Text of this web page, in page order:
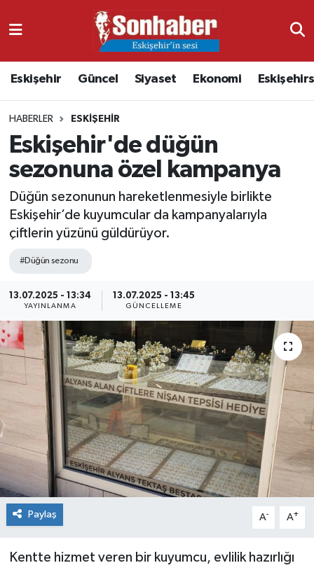
Eskişehir Güncel Siyaset Ekonomi
HABERLER ESKIŞEHIR
Eskişehir'de düğün
sezonuna özel kampanya
Düğün sezonunun hareketlenmesiyle birlikte
Eskişehir’de kuyumcular da kampanyalarıyla
çiftlerin yüzünü güldürüyor.
#Düğün sezonu
13.07.2025 - 13:34
YAYINLANMA
13.07.2025 - 13:45
GÜNCELLEME
Paylaş A- A+
Kentte hizmet veren bir kuyumcu, evlilik hazırlığı
Ekonomi
Güncel
Kültür & Sanat
Magazin
Resmi İlanlar
Sağlık
Siyaset
Spor
Nöbetçi Eczaneler
Namaz Vakitleri
Trafik Durumu
Süper Lig Puan Durumu ve Fikstür
Tüm Manşetler
Son Dakika Haberleri
Haber Arşivi